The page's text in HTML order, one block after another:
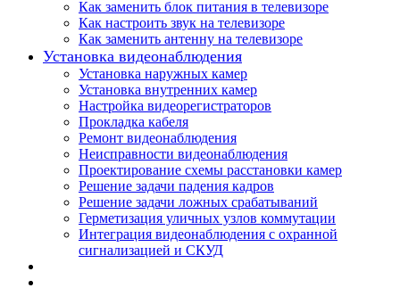
Как заменить блок питания в телевизоре
Как настроить звук на телевизоре
Как заменить антенну на телевизоре
Установка видеонаблюдения
Установка наружных камер
Установка внутренних камер
Настройка видеорегистраторов
Прокладка кабеля
Ремонт видеонаблюдения
Неисправности видеонаблюдения
Проектирование схемы расстановки камер
Решение задачи падения кадров
Решение задачи ложных срабатываний
Герметизация уличных узлов коммутации
Интеграция видеонаблюдения с охранной
сигнализацией и СКУД